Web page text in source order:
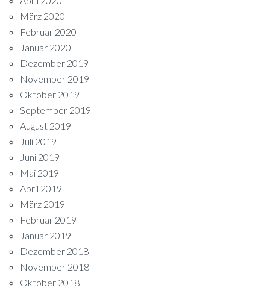
März 2020
Februar 2020
Januar 2020
Dezember 2019
November 2019
Oktober 2019
September 2019
August 2019
Juli 2019
Juni 2019
Mai 2019
April 2019
März 2019
Februar 2019
Januar 2019
Dezember 2018
November 2018
Oktober 2018